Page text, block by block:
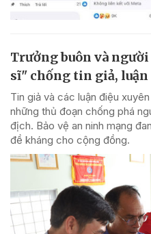
Trưởng buôn và
sĩ" chống tin giả, luận
Tin giả và các luận điệu
những thủ đoạn chống phá
địch. Bảo vệ an ninh mạng
đề kháng cho cộng đồng.